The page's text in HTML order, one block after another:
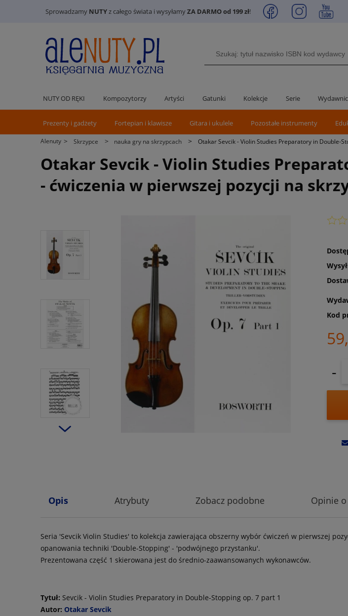
Sprowadzamy NUTYz całego świata i wysyłamyZA DARMO od 199 zł!
NUTY OD RĘKI Kompozytorzy Artyści Gatunki Kolekcje Serie
Prezenty i gadżety Fortepian i klawisze Gitara i ukulele Pozostałe instrumenty
Alenuty > Skrzypce > nauka gry na skrzypcach > Otakar Sevcik - Violin Studies Preparatory in Double-
Otakar Sevcik - Violin Studies
- ćwiczenia w pierwszej pozycji na
Kod
-
Opis Atrybuty Zobacz podobne Opinie
Seria 'Sevcik Violin Studies' to kolekcja zawierająca obszerny wybór ćwiczeń w pierwszej
opanowania techniki 'Double-Stopping' - 'podwójnego przystanku'.
Prezentowana część 1 skierowana jest do średnio-zaawansowanych wykonawców.
Tytuł: Sevcik - Violin Studies Preparatory in Double-Stopping op. 7 part 1
Autor: Otakar Sevcik